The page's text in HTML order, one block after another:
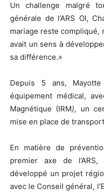
Un challenge malgré
générale de l’ARS OI,
mariage reste compliqué,
avait un sens à
sa différence.»
Depuis 5 ans,
équipement médical,
Magnétique (IRM), un
mise en place de
En matière de
premier axe de
développé un projet
avec le Conseil général,